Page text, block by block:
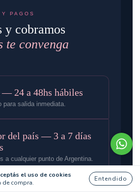
el uso de cookies
de compra.
Entendido
PAGOS
y cobramos
te convenga
24 a 48hs hábiles
para salida inmediata.
del país — 3 a 7 días
a cualquier punto de Argentina.